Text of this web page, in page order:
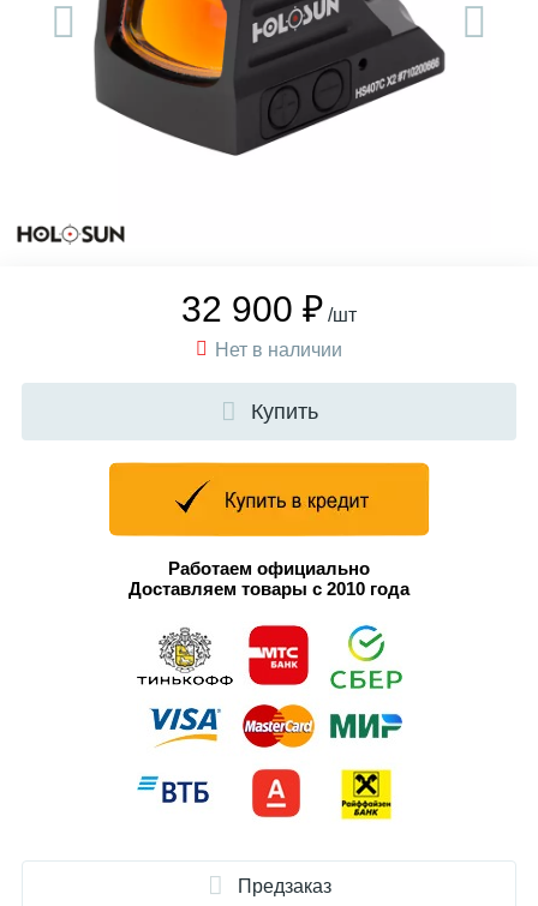
32 900 ₽ /шт
Нет в наличии
Купить
Работаем официально
Доставляем товары с 2010 года
Предзаказ